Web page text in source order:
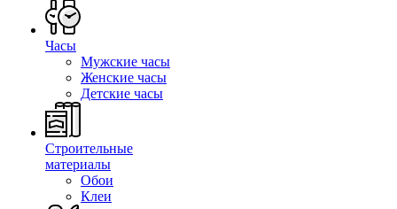
Часы
Мужские часы
Женские часы
Детские часы
Строительные
материалы
Обои
Клеи